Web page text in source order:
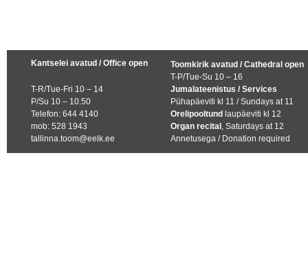
Kantselei avatud / Office open
T-R/Tue-Fri 10 – 14
P/Su 10 – 10.50
Telefon: 644 4140
mob: 528 1943
tallinna.toom@eelk.ee
Toomkirik avatud / Cathedral open
T-P/Tue-Su 10 – 16
Jumalateenistus / Services
Pühapäeviti kl 11 / Sundays at 11
Orelipooltund laupäeviti kl 12
Organ recital , Saturdays at 12
Annetusega / Donation required